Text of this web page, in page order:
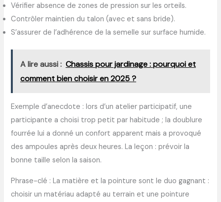
Vérifier absence de zones de pression sur les orteils.
Contrôler maintien du talon (avec et sans bride).
S’assurer de l’adhérence de la semelle sur surface humide.
A lire aussi : Chassis pour jardinage : pourquoi et
comment bien choisir en 2025 ?
Exemple d’anecdote : lors d’un atelier participatif, une
participante a choisi trop petit par habitude ; la doublure
fourrée lui a donné un confort apparent mais a provoqué
des ampoules après deux heures. La leçon : prévoir la
bonne taille selon la saison.
Phrase-clé : La matière et la pointure sont le duo gagnant :
choisir un matériau adapté au terrain et une pointure